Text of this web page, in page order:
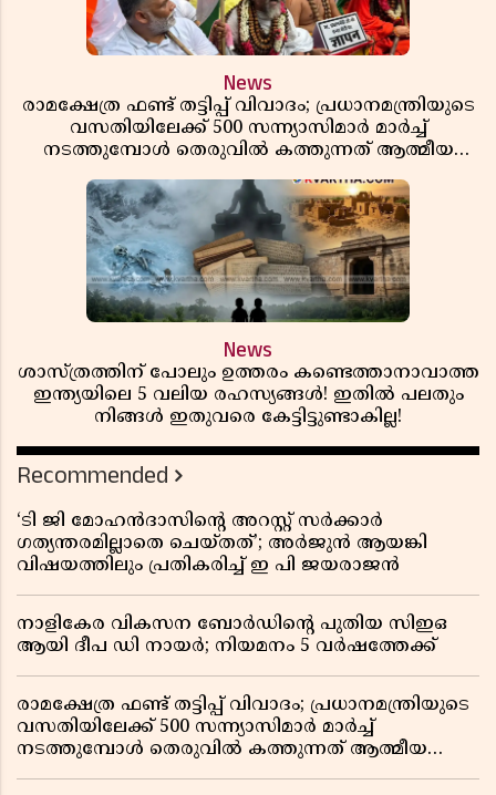
News
രാമക്ഷേത്ര ഫണ്ട് തട്ടിപ്പ് വിവാദം; പ്രധാനമന്ത്രിയുടെ
വസതിയിലേക്ക് 500 സന്ന്യാസിമാർ മാർച്ച്
നടത്തുമ്പോൾ തെരുവിൽ കത്തുന്നത് ആത്മീയ
News
ശാസ്ത്രത്തിന് പോലും ഉത്തരം കണ്ടെത്താനാവാത്ത
ഇന്ത്യയിലെ 5 വലിയ രഹസ്യങ്ങൾ! ഇതിൽ പലതും
നിങ്ങൾ ഇതുവരെ കേട്ടിട്ടുണ്ടാകില്ല!
Recommended
‘ടി ജി മോഹൻദാസിൻ്റെ അറസ്റ്റ് സർക്കാർ
ഗത്യന്തരമില്ലാതെ ചെയ്തത്’; അർജുൻ ആയങ്കി
വിഷയത്തിലും പ്രതികരിച്ച് ഇ പി ജയരാജൻ
നാളികേര വികസന ബോർഡിൻ്റെ പുതിയ സിഇഒ
ആയി ദീപ ഡി നായർ; നിയമനം 5 വർഷത്തേക്ക് ​​​​​​​
രാമക്ഷേത്ര ഫണ്ട് തട്ടിപ്പ് വിവാദം; പ്രധാനമന്ത്രിയുടെ
വസതിയിലേക്ക് 500 സന്ന്യാസിമാർ മാർച്ച്
നടത്തുമ്പോൾ തെരുവിൽ കത്തുന്നത് ആത്മീയ